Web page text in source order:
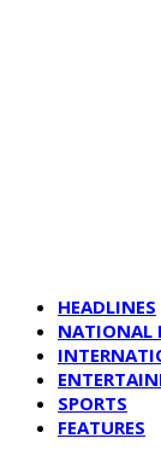
HEADLINES
NATIONAL
SPORTS
FEATURES